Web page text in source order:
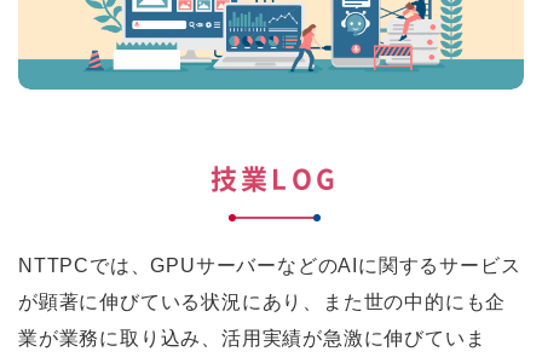
技業LOG
NTTPCでは、GPUサーバーなどのAIに関するサービス
が顕著に伸びている状況にあり、また世の中的にも企
業が業務に取り込み、活用実績が急激に伸びていま